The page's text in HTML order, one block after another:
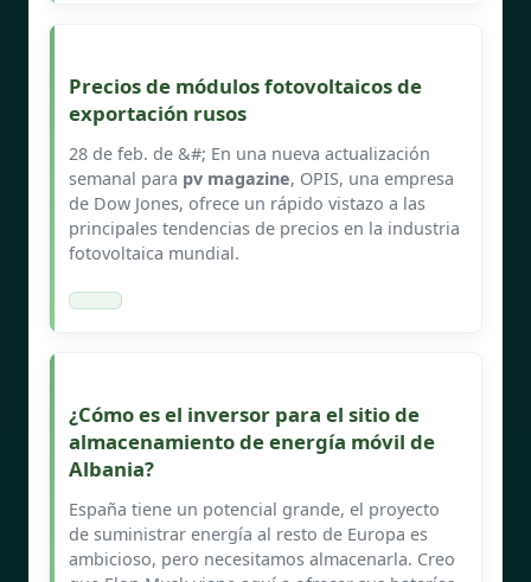
Precios de módulos fotovoltaicos de
exportación rusos
28 de feb. de &#; En una nueva actualización
semanal para pv magazine, OPIS, una empresa
de Dow Jones, ofrece un rápido vistazo a las
principales tendencias de precios en la industria
fotovoltaica mundial.
¿Cómo es el inversor para el sitio de
almacenamiento de energía móvil de
Albania?
España tiene un potencial grande, el proyecto
de suministrar energía al resto de Europa es
ambicioso, pero necesitamos almacenarla. Creo